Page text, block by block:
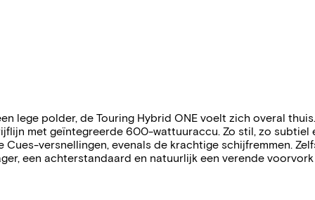
lege polder, de Touring Hybrid ONE voelt zich overal
met geïntegreerde 600-wattuuraccu. Zo stil, zo
versnellingen, evenals de krachtige schijfremmen.
een achterstandaard en natuurlijk een verende